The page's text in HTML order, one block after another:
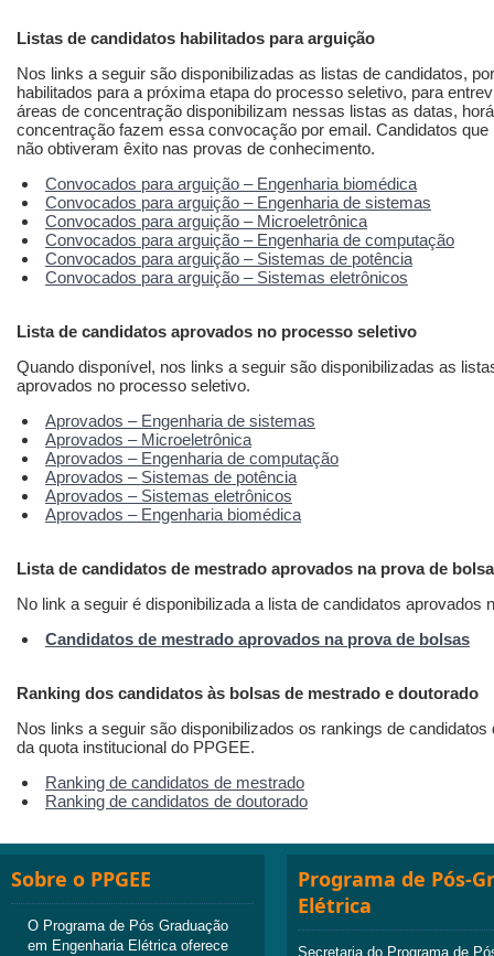
Listas de candidatos habilitados para arguição
Nos links a seguir são disponibilizadas as listas de candidatos,
habilitados para a próxima etapa do processo seletivo, para
áreas de concentração disponibilizam nessas listas as datas,
concentração fazem essa convocação por email. Candidatos
não obtiveram êxito nas provas de conhecimento.
Convocados para arguição – Engenharia biomédica
Convocados para arguição – Engenharia de sistemas
Convocados para arguição – Microeletrônica
Convocados para arguição – Engenharia de computação
Convocados para arguição – Sistemas de potência
Convocados para arguição – Sistemas eletrônicos
Lista de candidatos aprovados no processo seletivo
Quando disponível, nos links a seguir são disponibilizadas as
aprovados no processo seletivo.
Aprovados – Engenharia de sistemas
Aprovados – Microeletrônica
Aprovados – Engenharia de computação
Aprovados – Sistemas de potência
Aprovados – Sistemas eletrônicos
Aprovados – Engenharia biomédica
Lista de candidatos de mestrado aprovados na prova de
No link a seguir é disponibilizada a lista de candidatos aprovados
Candidatos de mestrado aprovados na prova de bolsas
Ranking dos candidatos às bolsas de mestrado e doutorado
Nos links a seguir são disponibilizados os rankings de
da quota institucional do PPGEE.
Ranking de candidatos de mestrado
Ranking de candidatos de doutorado
Sobre o PPGEE
O Programa de Pós Graduação
em Engenharia Elétrica oferece
Programa de Pós-
Elétrica
Secretaria do Programa de